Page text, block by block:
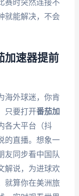
赛时突然连接不
就能解决，不会
加速器提前
海外球迷，你肯
只要打开番茄加
各大平台（抖
的直播。想象一
友同步看中国队
解说，为进球欢
就算你在美洲旅